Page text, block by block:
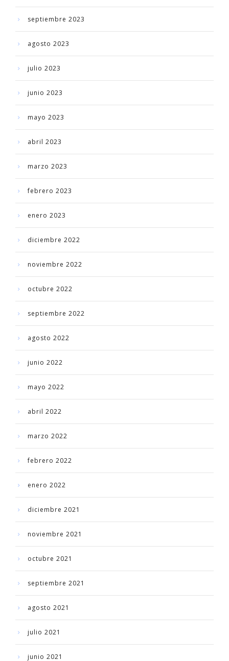
septiembre 2023
agosto 2023
julio 2023
junio 2023
mayo 2023
abril 2023
marzo 2023
febrero 2023
enero 2023
diciembre 2022
noviembre 2022
octubre 2022
septiembre 2022
agosto 2022
junio 2022
mayo 2022
abril 2022
marzo 2022
febrero 2022
enero 2022
diciembre 2021
noviembre 2021
octubre 2021
septiembre 2021
agosto 2021
julio 2021
junio 2021